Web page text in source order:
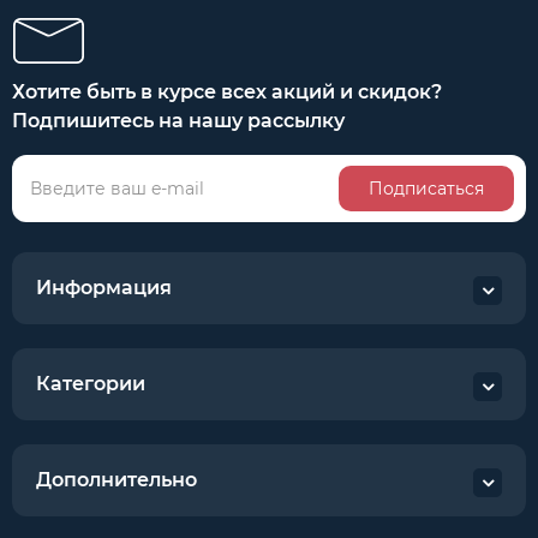
Хотите быть в курсе всех акций и скидок?
Подпишитесь на нашу рассылку
Подписаться
Информация
Категории
Дополнительно